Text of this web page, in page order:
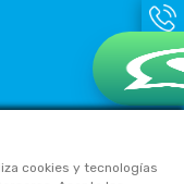
cookies y tecnologías